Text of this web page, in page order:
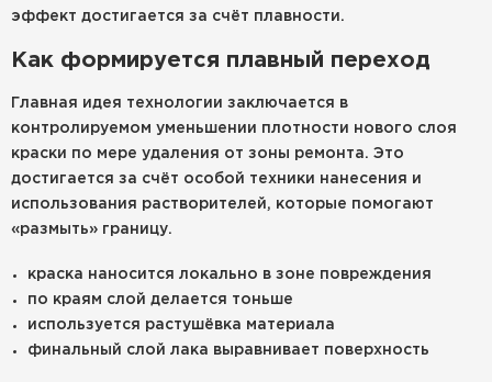
эффект достигается за счёт плавности.
Как формируется плавный переход
Главная идея технологии заключается в
контролируемом уменьшении плотности нового слоя
краски по мере удаления от зоны ремонта. Это
достигается за счёт особой техники нанесения и
использования растворителей, которые помогают
«размыть» границу.
краска наносится локально в зоне повреждения
по краям слой делается тоньше
используется растушёвка материала
финальный слой лака выравнивает поверхность